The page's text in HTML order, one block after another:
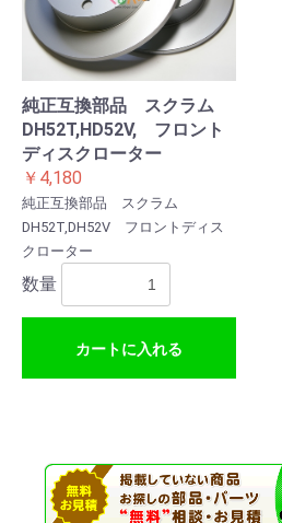
純正互換部品 スクラム
DH52T,HD52V, フロント
ディスクローター
￥4,180
純正互換部品 スクラム
DH52T,DH52V フロントディス
クローター
数量
カートに入れる